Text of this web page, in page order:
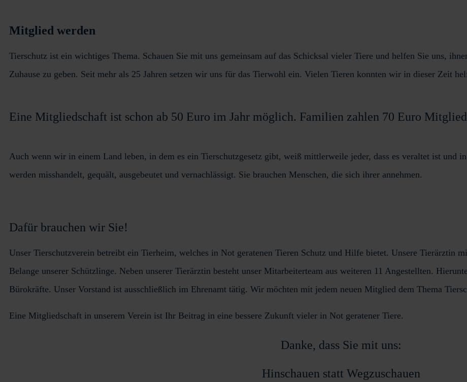
Mitglied werden
Tierschutz ist ein wichtiges Thema. Schauen Sie mit uns gemeinsam auf das Schicksal vieler Tiere und helfen Sie uns,
Zuhause zu geben. Seit mehr als 25 Jahren setzen wir uns für das Tierwohl ein. Vielen Tieren konnten wir in dieser Zeit
Eine Mitgliedschaft ist schon ab 50 Euro im Jahr möglich. Familien zahlen 70 Euro
Auch wenn wir in einem Land leben, in dem es ein Tierschutzgesetz gibt, weiß mittlerweile jeder, dass es veraltet ist und
werden misshandelt, gequält, ausgebeutet und vernachlässigt. Sie brauchen Menschen, die sich ihrer annehmen.
Dafür brauchen wir Sie!
Unser Tierschutzverein betreibt ein Tierheim, welches in Not geratenen Tieren Schutz und Hilfe bietet. Unsere Tierärztin
Belange unserer Schützlinge. Neben unserer Tierärztin besteht unser Mitarbeiterteam aus weiteren 11 Angestellten.
Bürokräfte. Unser Vorstand ist ausschließlich im Ehrenamt tätig. Wir möchten mit jedem neuen Mitglied dem Thema
Eine Mitgliedschaft in unserem Verein ist Ihr Beitrag in eine bessere Zukunft vieler in Not geratener Tiere.
Danke, dass Sie mit uns:
Hinschauen statt Wegzuschauen